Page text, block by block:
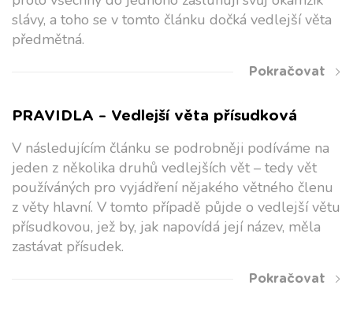
slávy, a toho se v tomto článku dočká vedlejší věta
předmětná.
Pokračovat
PRAVIDLA – Vedlejší věta přísudková
V následujícím článku se podrobněji podíváme na
jeden z několika druhů vedlejších vět – tedy vět
používáných pro vyjádření nějakého větného členu
z věty hlavní. V tomto případě půjde o vedlejší větu
přísudkovou, jež by, jak napovídá její název, měla
zastávat přísudek.
Pokračovat